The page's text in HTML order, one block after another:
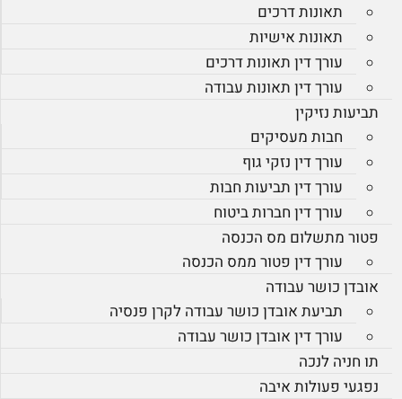
תאונות דרכים
תאונות אישיות
עורך דין תאונות דרכים
עורך דין תאונות עבודה
תביעות נזיקין
חבות מעסיקים
עורך דין נזקי גוף
עורך דין תביעות חבות
עורך דין חברות ביטוח
פטור מתשלום מס הכנסה
עורך דין פטור ממס הכנסה
אובדן כושר עבודה
תביעת אובדן כושר עבודה לקרן פנסיה
עורך דין אובדן כושר עבודה
תו חניה לנכה
נפגעי פעולות איבה